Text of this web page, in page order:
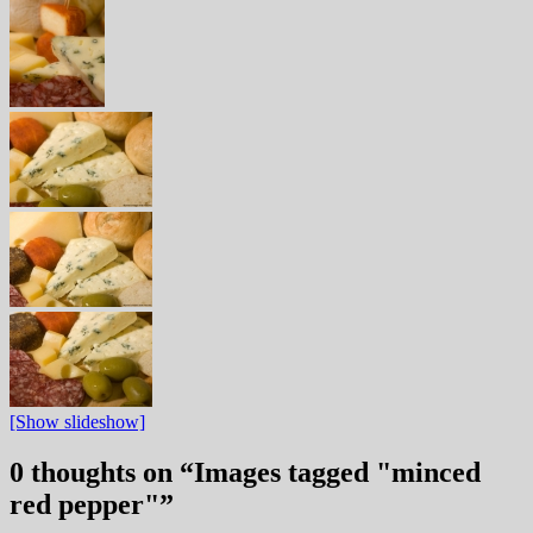
[Show slideshow]
0 thoughts on “Images tagged "minced
red pepper"”